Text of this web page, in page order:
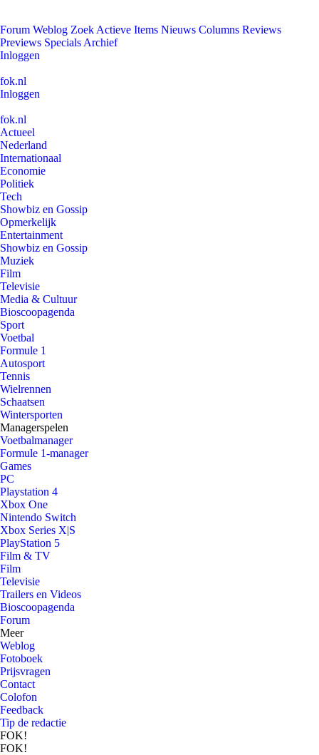
Forum Weblog Zoek Actieve Items Nieuws Columns Reviews
Previews Specials Archief
Inloggen
fok.nl
Inloggen
fok.nl
Actueel
Nederland
Internationaal
Economie
Politiek
Tech
Showbiz en Gossip
Opmerkelijk
Entertainment
Showbiz en Gossip
Muziek
Film
Televisie
Media & Cultuur
Bioscoopagenda
Sport
Voetbal
Formule 1
Autosport
Tennis
Wielrennen
Schaatsen
Wintersporten
Managerspelen
Voetbalmanager
Formule 1-manager
Games
PC
Playstation 4
Xbox One
Nintendo Switch
Xbox Series X|S
PlayStation 5
Film & TV
Film
Televisie
Trailers en Videos
Bioscoopagenda
Forum
Meer
Weblog
Fotoboek
Prijsvragen
Contact
Colofon
Feedback
Tip de redactie
FOK!
FOK!